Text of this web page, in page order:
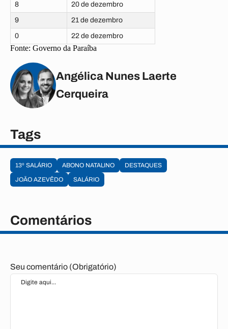
8 20 de dezembro
9 21 de dezembro
0 22 de dezembro
Fonte: Governo da Paraíba
Angélica Nunes Laerte
Cerqueira
Tags
13º SALÁRIO ABONO NATALINO
DESTAQUES
JOÃO AZEVÊDO
SALÁRIO
Comentários
Seu comentário (Obrigatório)